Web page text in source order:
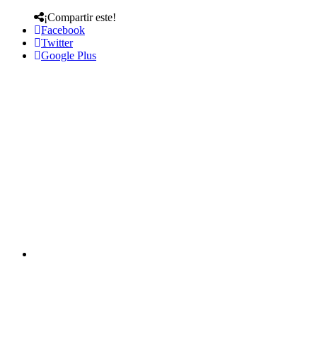
¡Compartir este!
Facebook
Twitter
Google Plus